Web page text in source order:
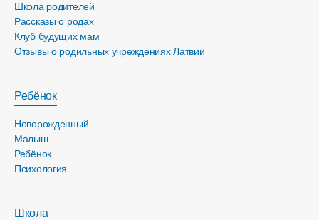
Школа родителей
Рассказы о родах
Клуб будущих мам
Отзывы о родильных учреждениях Латвии
Ребёнок
Новорожденный
Малыш
Ребёнок
Психология
Школа